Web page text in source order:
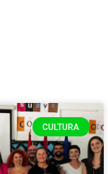
CULTURA